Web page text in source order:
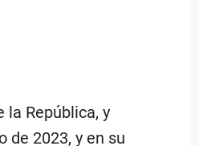
la República, y
de 2023, y en su